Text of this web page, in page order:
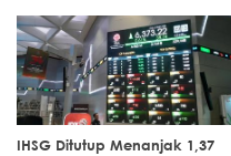
IHSG Ditutup Menanjak 1,37